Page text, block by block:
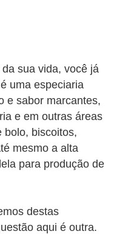
sua vida, você já
uma especiaria
e sabor marcantes,
e em outras áreas
bolo, biscoitos,
mesmo a alta
para produção de
destas
aqui é outra.